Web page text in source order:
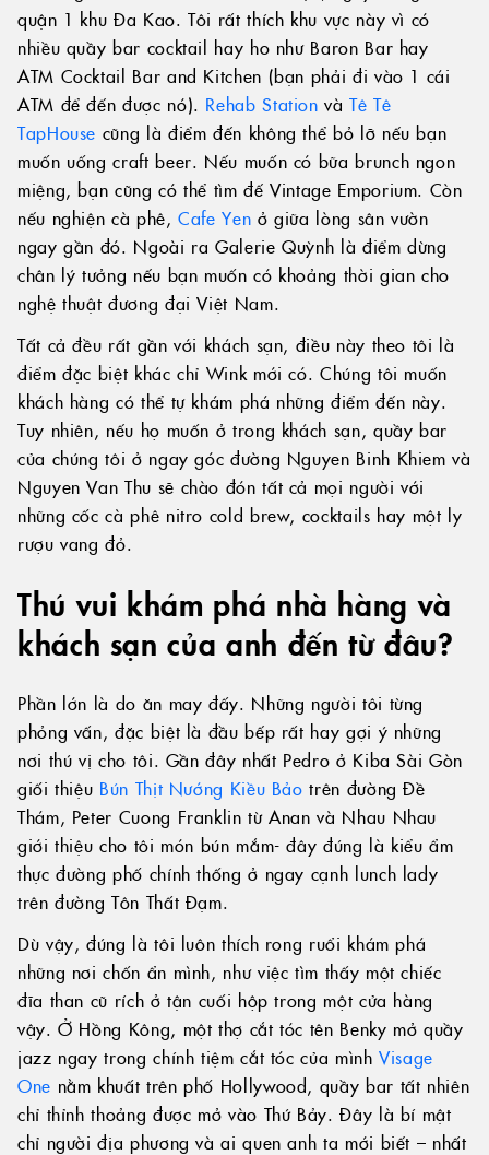
quận 1 khu Đa Kao. Tôi rất thích khu vực này vì có
nhiều quầy bar cocktail hay ho như Baron Bar hay
ATM Cocktail Bar and Kitchen (bạn phải đi vào 1 cái
ATM để đến được nó). Rehab Station vàTê Tê
TapHouse cũng là điểm đến không thể bỏ lỡ nếu bạn
muốn uống craft beer. Nếu muốn có bữa brunch ngon
miệng, bạn cũng có thể tìm đế Vintage Emporium. Còn
nếu nghiện cà phê,Cafe Yen ở giữa lòng sân vườn
ngay gần đó. Ngoài ra Galerie Quỳnh là điểm dừng
chân lý tưởng nếu bạn muốn có khoảng thời gian cho
nghệ thuật đương đại Việt Nam.
Tất cả đều rất gần với khách sạn, điều này theo tôi là
điểm đặc biệt khác chỉ Wink mới có. Chúng tôi muốn
khách hàng có thể tự khám phá những điểm đến này.
Tuy nhiên, nếu họ muốn ở trong khách sạn, quầy bar
của chúng tôi ở ngay góc đường Nguyen Binh Khiem và
Nguyen Van Thu sẽ chào đón tất cả mọi người với
những cốc cà phê nitro cold brew, cocktails hay một ly
rượu vang đỏ.
Thú vui khám phá nhà hàng và
khách sạn của anh đến từ đâu?
Phần lớn là do ăn may đấy. Những người tôi từng
phỏng vấn, đặc biệt là đầu bếp rất hay gợi ý những
nơi thú vị cho tôi. Gần đây nhất Pedro ở Kiba Sài Gòn
giối thiệu Bún Thịt Nướng Kiều Bảo trên đường Đề
Thám, Peter Cuong Franklin từ Anan và Nhau Nhau
giới thiệu cho tôi món bún mắm- đây đúng là kiểu ẩm
thực đường phố chính thống ở ngay cạnh lunch lady
trên đường Tôn Thất Đạm.
Dù vậy, đúng là tôi luôn thích rong ruổi khám phá
những nơi chốn ẩn mình, như việc tìm thấy một chiếc
đĩa than cũ rích ở tận cuối hộp trong một cửa hàng
vậy. Ở Hồng Kông, một thợ cắt tóc tên Benky mở quầy
jazz ngay trong chính tiệm cắt tóc của mìnhVisage
One nằm khuất trên phố Hollywood, quầy bar tất nhiên
chỉ thỉnh thoảng được mở vào Thứ Bảy. Đây là bí mật
chỉ người địa phương và ai quen anh ta mới biết – nhất